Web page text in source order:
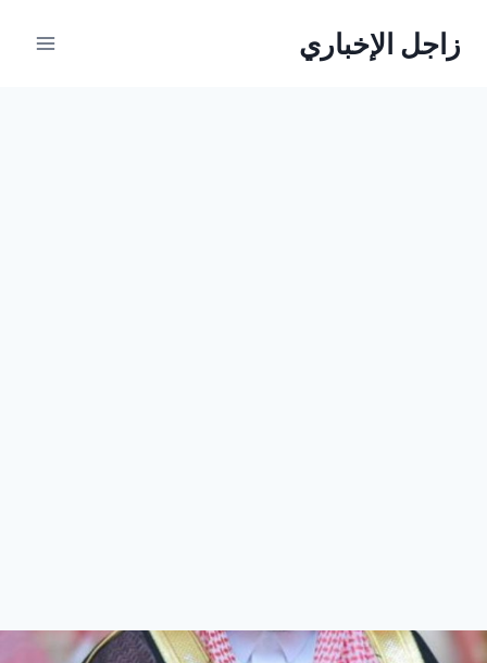
زاجل الإخباري